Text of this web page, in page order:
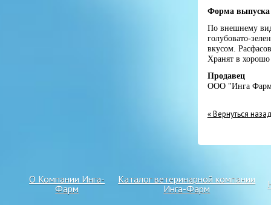
Форма выпуска
По внешнему
голубовато-
вкусом.
Хранят в
Продавец
ООО "Инга
« Вернуться
О Компании Инга-
Фарм
Каталог ветеринарной компании
Инга-Фарм